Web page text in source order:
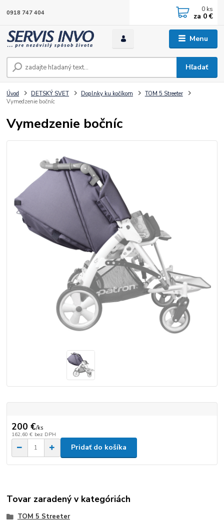
Menu
Hľadať
0918 747 404 0 ks
za 0 €
Úvod DETSKÝ SVET Doplnky ku kočíkom
TOM 5 Streeter
Vymedzenie bočníc
Vymedzenie bočníc
200 €/ks
162,60 € bez DPH
Pridať do košíka
Tovar zaradený v kategóriách
TOM 5 Streeter